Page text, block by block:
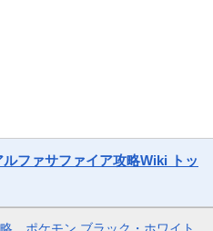
ファサファイア攻略Wiki トッ
ポケモン ブラック・ホワイト